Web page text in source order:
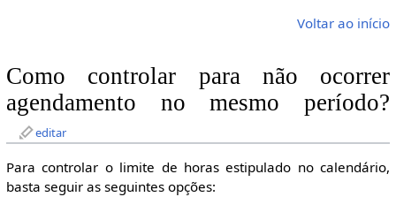
Voltar ao início
Como controlar para não ocorrer
agendamento no mesmo período?
editar
Para controlar o limite de horas estipulado no calendário,
basta seguir as seguintes opções: